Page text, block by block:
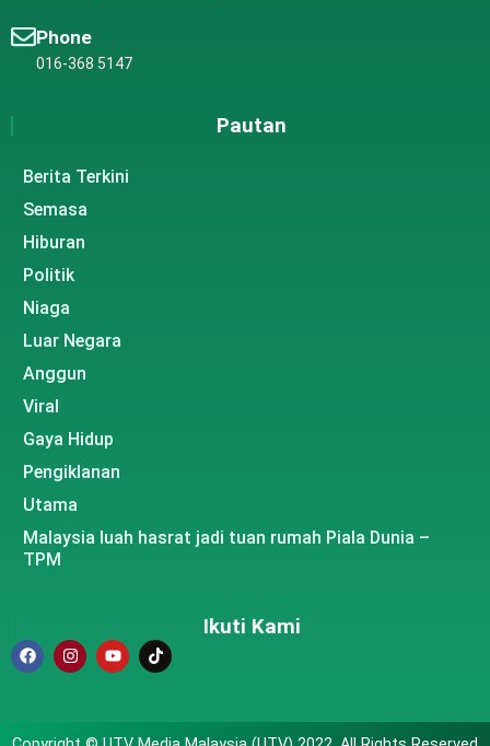
Phone
016-368 5147
Pautan
Berita Terkini
Semasa
Hiburan
Politik
Niaga
Luar Negara
Anggun
Viral
Gaya Hidup
Pengiklanan
Utama
Malaysia luah hasrat jadi tuan rumah Piala Dunia –
TPM
Ikuti Kami